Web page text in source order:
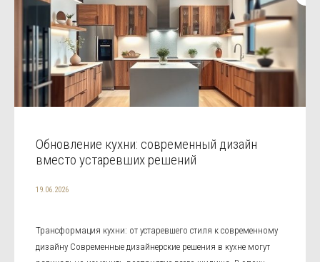
Обновление кухни: современный дизайн
вместо устаревших решений
19.06.2026
Трансформация кухни: от устаревшего стиля к современному
дизайну Современные дизайнерские решения в кухне могут